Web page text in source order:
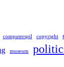
computerspil copyright
museum